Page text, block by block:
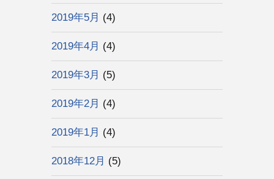
2019年5月 (4)
2019年4月 (4)
2019年3月 (5)
2019年2月 (4)
2019年1月 (4)
2018年12月 (5)